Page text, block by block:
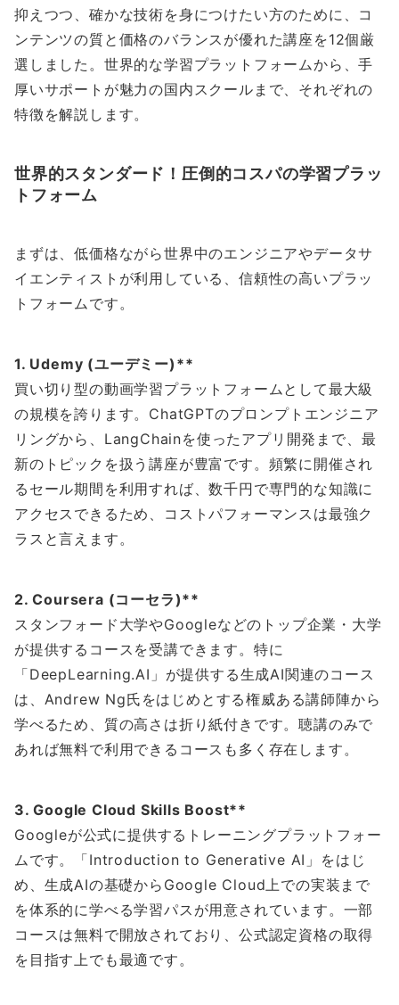
抑えつつ、確かな技術を身につけたい方のために、コ
ンテンツの質と価格のバランスが優れた講座を12個厳
選しました。世界的な学習プラットフォームから、手
厚いサポートが魅力の国内スクールまで、それぞれの
特徴を解説します。
世界的スタンダード！圧倒的コスパの学習プラッ
トフォーム
まずは、低価格ながら世界中のエンジニアやデータサ
イエンティストが利用している、信頼性の高いプラッ
トフォームです。
1. Udemy (ユーデミー)**
買い切り型の動画学習プラットフォームとして最大級
の規模を誇ります。ChatGPTのプロンプトエンジニア
リングから、LangChainを使ったアプリ開発まで、最
新のトピックを扱う講座が豊富です。頻繁に開催され
るセール期間を利用すれば、数千円で専門的な知識に
アクセスできるため、コストパフォーマンスは最強ク
ラスと言えます。
2. Coursera (コーセラ)**
スタンフォード大学やGoogleなどのトップ企業・大学
が提供するコースを受講できます。特に
「DeepLearning.AI」が提供する生成AI関連のコース
は、Andrew Ng氏をはじめとする権威ある講師陣から
学べるため、質の高さは折り紙付きです。聴講のみで
あれば無料で利用できるコースも多く存在します。
3. Google Cloud Skills Boost**
Googleが公式に提供するトレーニングプラットフォー
ムです。「Introduction to Generative AI」をはじ
め、生成AIの基礎からGoogle Cloud上での実装まで
を体系的に学べる学習パスが用意されています。一部
コースは無料で開放されており、公式認定資格の取得
を目指す上でも最適です。